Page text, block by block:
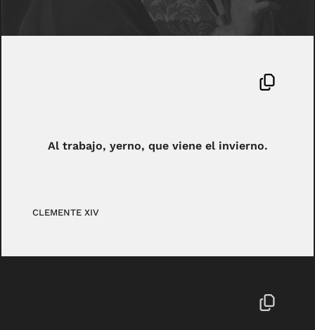
Al trabajo, yerno, que viene el invierno.
CLEMENTE XIV